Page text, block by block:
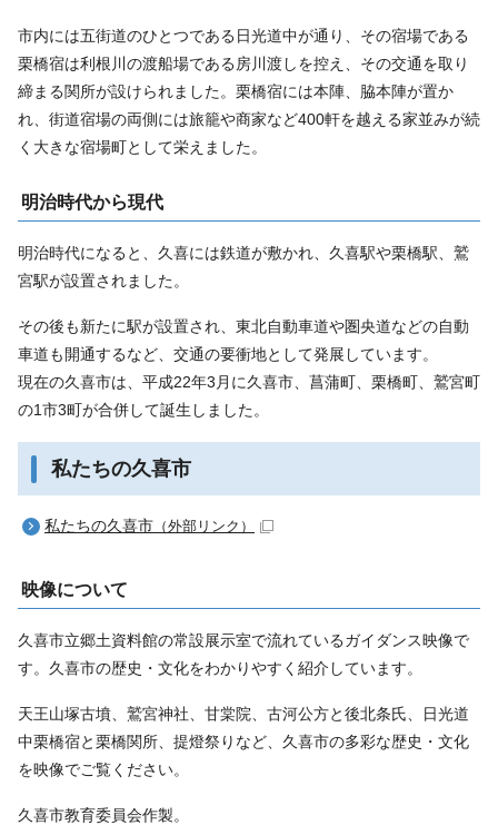
市内には五街道のひとつである日光道中が通り、その宿場である
栗橋宿は利根川の渡船場である房川渡しを控え、その交通を取り
締まる関所が設けられました。栗橋宿には本陣、脇本陣が置か
れ、街道宿場の両側には旅籠や商家など400軒を越える家並みが続
く大きな宿場町として栄えました。
明治時代から現代
明治時代になると、久喜には鉄道が敷かれ、久喜駅や栗橋駅、鷲
宮駅が設置されました。
その後も新たに駅が設置され、東北自動車道や圏央道などの自動
車道も開通するなど、交通の要衝地として発展しています。
現在の久喜市は、平成22年3月に久喜市、菖蒲町、栗橋町、鷲宮町
の1市3町が合併して誕生しました。
私たちの久喜市
私たちの久喜市 （外部リンク）
映像について
久喜市立郷土資料館の常設展示室で流れているガイダンス映像で
す。久喜市の歴史・文化をわかりやすく紹介しています。
天王山塚古墳、鷲宮神社、甘棠院、古河公方と後北条氏、日光道
中栗橋宿と栗橋関所、提燈祭りなど、久喜市の多彩な歴史・文化
を映像でご覧ください。
久喜市教育委員会作製。